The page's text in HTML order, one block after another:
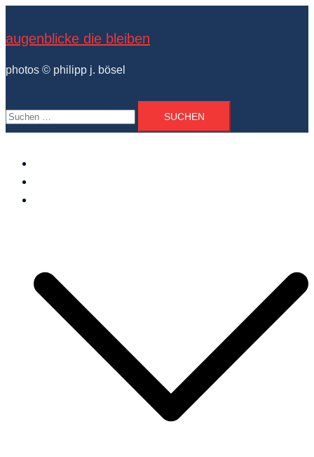
springen
augenblicke die bleiben
photos © philipp j. bösel
Suchen
nach: